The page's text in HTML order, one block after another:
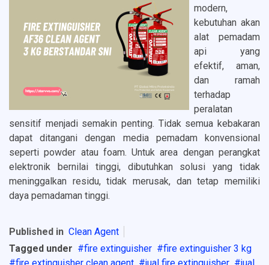
modern,
kebutuhan akan
alat pemadam
api yang
efektif, aman,
dan ramah
terhadap
peralatan
sensitif menjadi semakin penting. Tidak semua kebakaran
dapat ditangani dengan media pemadam konvensional
seperti powder atau foam. Untuk area dengan perangkat
elektronik bernilai tinggi, dibutuhkan solusi yang tidak
meninggalkan residu, tidak merusak, dan tetap memiliki
daya pemadaman tinggi.
Published in Clean Agent
Tagged under
fire extinguisher
fire extinguisher 3 kg